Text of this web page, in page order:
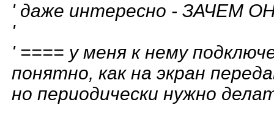
' даже интересно - ЗАЧЕМ
'
' ==== у меня к нему
понятно, как на экран
но периодически нужно